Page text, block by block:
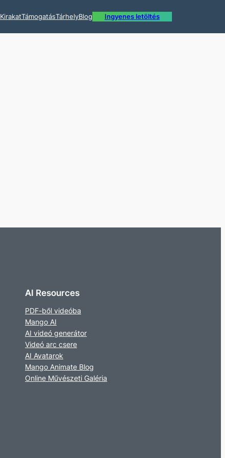
KirakatTámogatásTárhelyBlog Ingyenes letöltés
AI Resources
PDF-ből videóba
Mango AI
AI videó generátor
Videó arc csere
AI Avatarok
Mango Animate Blog
Online Művészeti Galéria